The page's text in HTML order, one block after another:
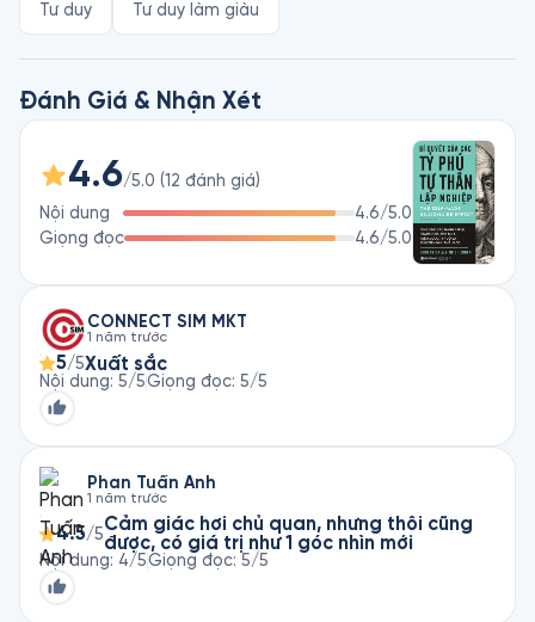
việc sẽ ra sao nếu họ vẫn tiếp tục ở lại? Qua đó, cuốn sách
những Nhà sản xuất tiềm năng để bồi dưỡng và tạo điều kiện
cho họ thực hiện ý tưởng của mình.
Tư duy Tư duy làm giàu
Đánh Giá & Nhận Xét
4.6/5.0 (12 đánh giá)
Nội dung
4.6/5.0
Giọng đọc
4.6/5.0
CONNECT SIM MKT
1 năm trước
5/5Xuất sắc
Nội dung: 5/5Giọng đọc: 5/5
Phan Tuấn Anh
1 năm trước
4.5/5Cảm giác hơi chủ quan, nhưng thôi cũng
được, có giá trị như 1 góc nhìn mới
Nội dung: 4/5Giọng đọc: 5/5